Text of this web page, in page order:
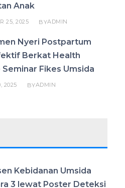
Anak
25, 2025 BYADMIN
Nyeri Postpartum
Berkat Health
Seminar Fikes Umsida
2025 BYADMIN
Kebidanan Umsida
3 lewat Poster Deteksi